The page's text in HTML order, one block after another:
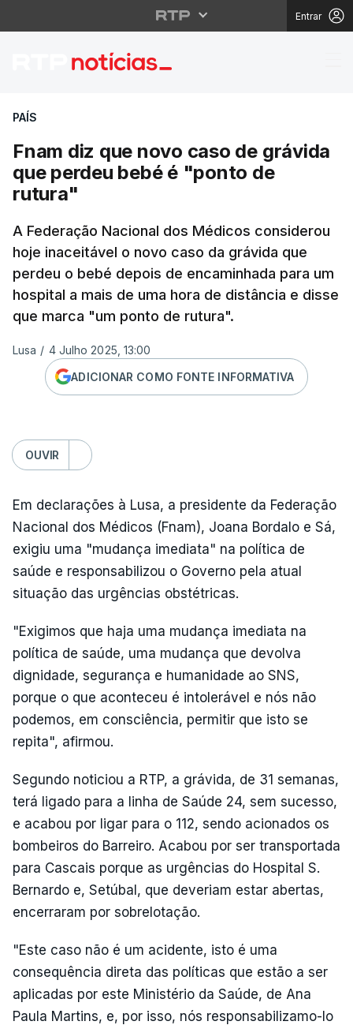
Entrar
Fnam diz que novo
PAÍS
Fnam diz que novo caso de grávida
que perdeu bebé é "ponto de
rutura"
A Federação Nacional dos Médicos considerou
hoje inaceitável o novo caso da grávida que
perdeu o bebé depois de encaminhada para um
hospital a mais de uma hora de distância e disse
que marca "um ponto de rutura".
Lusa / 4 Julho 2025, 13:00
ADICIONAR COMO FONTE INFORMATIVA
OUVIR
Em declarações à Lusa, a presidente da Federação
Nacional dos Médicos (Fnam), Joana Bordalo e Sá,
exigiu uma "mudança imediata" na política de
saúde e responsabilizou o Governo pela atual
situação das urgências obstétricas.
"Exigimos que haja uma mudança imediata na
política de saúde, uma mudança que devolva
dignidade, segurança e humanidade ao SNS,
porque o que aconteceu é intolerável e nós não
podemos, em consciência, permitir que isto se
repita", afirmou.
Segundo noticiou a RTP, a grávida, de 31 semanas,
terá ligado para a linha de Saúde 24, sem sucesso,
e acabou por ligar para o 112, sendo acionados os
bombeiros do Barreiro. Acabou por ser transportada
para Cascais porque as urgências do Hospital S.
Bernardo e, Setúbal, que deveriam estar abertas,
encerraram por sobrelotação.
"Este caso não é um acidente, isto é uma
consequência direta das políticas que estão a ser
aplicadas por este Ministério da Saúde, de Ana
Paula Martins, e, por isso, nós responsabilizamo-lo